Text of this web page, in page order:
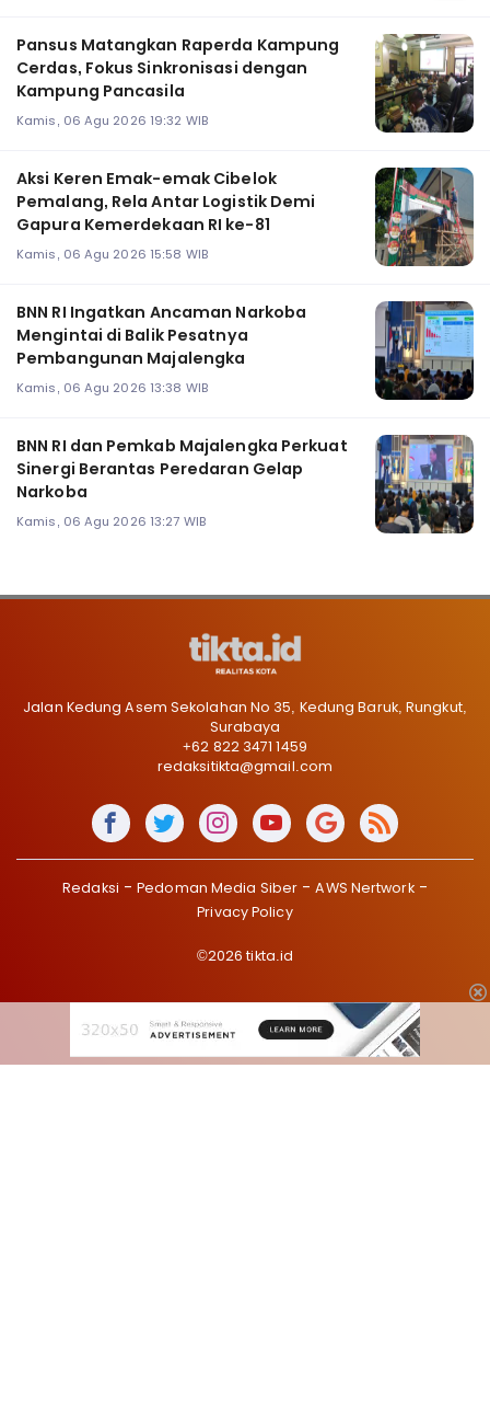
Pansus Matangkan Raperda Kampung
Cerdas, Fokus Sinkronisasi dengan
Kampung Pancasila
Kamis, 06 Agu 2026 19:32 WIB
Aksi Keren Emak-emak Cibelok
Pemalang, Rela Antar Logistik Demi
Gapura Kemerdekaan RI ke-81
Kamis, 06 Agu 2026 15:58 WIB
BNN RI Ingatkan Ancaman Narkoba
Mengintai di Balik Pesatnya
Pembangunan Majalengka
Kamis, 06 Agu 2026 13:38 WIB
BNN RI dan Pemkab Majalengka Perkuat
Sinergi Berantas Peredaran Gelap
Narkoba
Kamis, 06 Agu 2026 13:27 WIB
Jalan Kedung Asem Sekolahan No 35, Kedung Baruk, Rungkut,
Surabaya
+62 822 3471 1459
redaksitikta@gmail.com
Redaksi Pedoman Media Siber
AWS Nertwork
Privacy Policy
©2026 tikta.id